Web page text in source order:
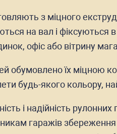
з міцного
на вал і
офіс або вітрину
обумовлено їх міцною
будь-якого кольору,
і надійність
гаражів збереження